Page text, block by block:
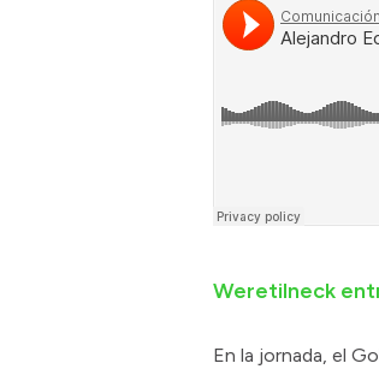
Weretilneck
En la jornada, el